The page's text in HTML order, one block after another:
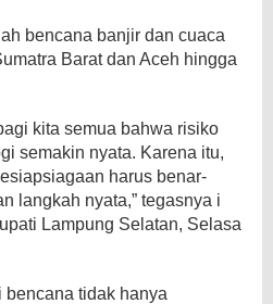
bencana banjir dan cuaca
Barat dan Aceh hingga
kita semua bahwa risiko
semakin nyata. Karena itu,
harus benar-
langkah nyata,” tegasnya i
Lampung Selatan, Selasa
bencana tidak hanya